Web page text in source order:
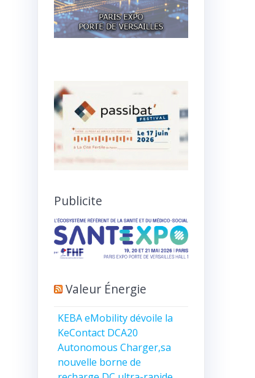
Publicite
Valeur Énergie
KEBA eMobility dévoile la
KeContact DCA20
Autonomous Charger,sa
nouvelle borne de